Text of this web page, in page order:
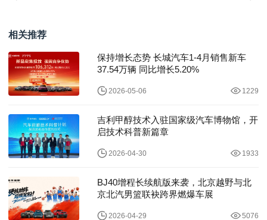
相关推荐
保持增长态势 长城汽车1-4月销售新车
37.54万辆 同比增长5.20%
2026-05-06 1229
吉利甲醇技术入驻国家级汽车博物馆，开
启技术科普新篇章
2026-04-30 1933
BJ40增程长续航版来袭，北京越野与北
京北汽男篮联袂跨界燃爆车展
2026-04-29 5076